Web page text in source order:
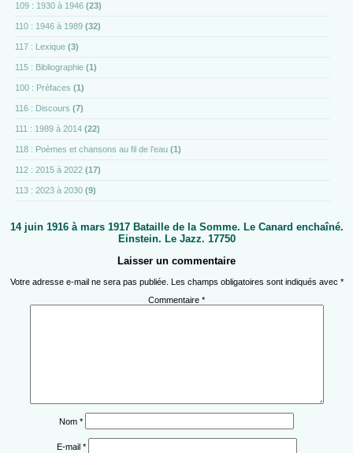
109 : 1930 à 1946 (23)
110 : 1946 à 1989 (32)
117 : Lexique (3)
115 : Bibliographie (1)
100 : Préfaces (1)
116 : Discours (7)
111 : 1989 à 2014 (22)
118 : Poèmes et chansons au fil de l'eau (1)
112 : 2015 à 2022 (17)
113 : 2023 à 2030 (9)
14 juin 1916 à mars 1917 Bataille de la Somme. Le Canard enchaîné.
Einstein. Le Jazz. 17750
Laisser un commentaire
Votre adresse e-mail ne sera pas publiée. Les champs obligatoires sont indiqués avec *
Commentaire *
Nom *
E-mail *